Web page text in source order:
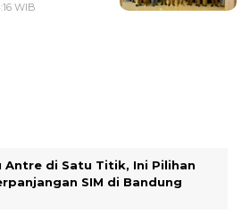
WIB
Antre di Satu Titik, Ini Pilihan
SIM di Bandung